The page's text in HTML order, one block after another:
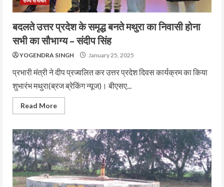
बदलते उत्तर प्रदेश के समृद्ध बनते मथुरा का निवासी होना
सभी का सौभाग्य – संदीप सिंह
YOGENDRA SINGH January 25, 2025
प्रभारी मंत्री ने दीप प्रज्वलित कर उत्तर प्रदेश दिवस कार्यक्रम का किया
शुभारंभ मथुरा(ब्रज ब्रेकिंग न्यूज)। बीएसए...
Read More